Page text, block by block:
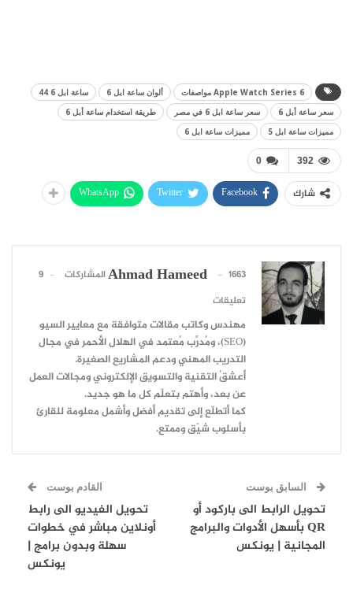
Apple Watch Series 6 مواصفات ألوان ساعة ابل 6
ساعة ابل 6 44
سعر ساعة أبل 6
سعر ساعة ابل 6 في مصر
طريقة استخدام ساعة أبل 6
مميزات ساعة ابل 5
مميزات ساعة ابل 6
0 392
شارك Facebook
Twitter
WhatsApp
Ahmad Hameed 1663 المشاركات
9
تعليقات
مهندس وكاتب مقالات متوافقة مع معايير السيو
(SEO)، ومُدرِّب مُعتمد في الهلال الأحمر في مجال
التدريب المهني ودعم المشاريع الصغيرة.
أعشقُ التقنية والتسويق الإلكتروني ومجالات العمل
عن بعد، وأهتم بتعلّم كل ما هو جديد.
كما أتطلّع إلى تقديم أفضل وأشمل معلومة للقارئ
بأسلوب شيّق وممتع.
السابق بوست
تحويل الرابط الى باركود أو
QR بأسهل الأدوات والبرامج
المجانية | يونكس
القادم بوست
تحويل الفيديو الى رابط
أونلاين مباشر في خطوات
سهلة وبدون برامج |
يونكس